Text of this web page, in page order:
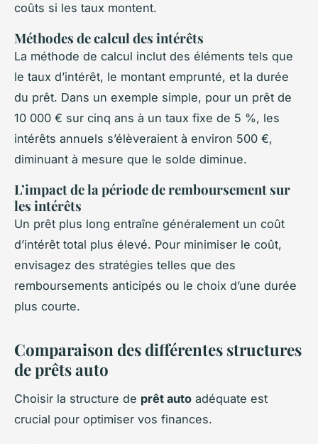
coûts si les taux montent.
Méthodes de calcul des intérêts
La méthode de calcul inclut des éléments tels que
le taux d’intérêt, le montant emprunté, et la durée
du prêt. Dans un exemple simple, pour un prêt de
10 000 € sur cinq ans à un taux fixe de 5 %, les
intérêts annuels s’élèveraient à environ 500 €,
diminuant à mesure que le solde diminue.
L’impact de la période de remboursement sur
les intérêts
Un prêt plus long entraîne généralement un coût
d’intérêt total plus élevé. Pour minimiser le coût,
envisagez des stratégies telles que des
remboursements anticipés ou le choix d’une durée
plus courte.
Comparaison des différentes structures
de prêts auto
Choisir la structure de prêt auto adéquate est
crucial pour optimiser vos finances.